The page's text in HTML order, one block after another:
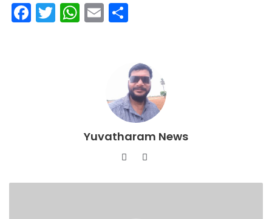
F
T
W
p
E
e
Yuvatharam News
Website
YouTube